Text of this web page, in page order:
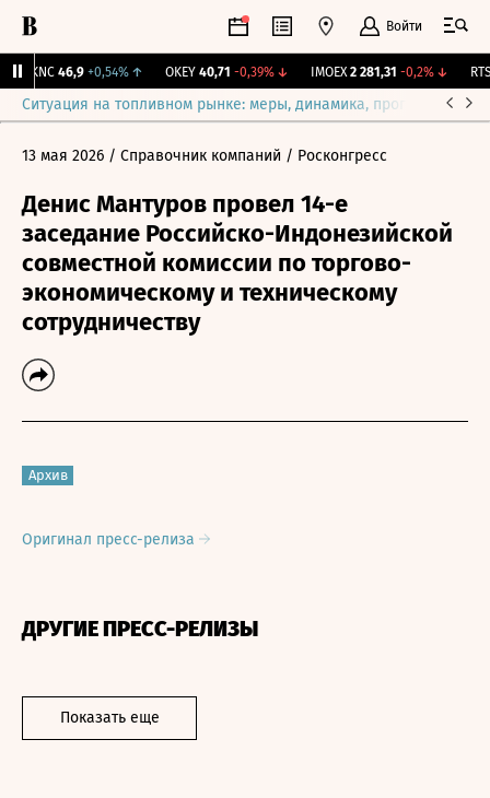
Войти
NKNC 46,9 +0,54%↑ OKEY 40,71 -0,39%↓ IMOEX 2 281,31 -0,2%↓ RTSI
Ситуация на топливном рынке: меры, динамика, прогнозы
13 мая 2026 / Справочник компаний / Росконгресс
Денис Мантуров провел 14-е
заседание Российско-Индонезийской
совместной комиссии по торгово-
экономическому и техническому
сотрудничеству
Архив
Оригинал пресс-релиза
ДРУГИЕ ПРЕСС-РЕЛИЗЫ
Показать еще